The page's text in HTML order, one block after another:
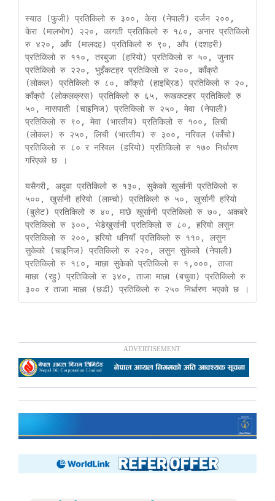
स्याउ (फुजी) प्रतिकिलो रु ३००, केरा (नेपाली) दर्जन २००,
केरा (मालभोग) २२०, कागती प्रतिकिलो रु १८०, अनार प्रतिकिलो
रु ४२०, आँप (मालदह) प्रतिकिलो रु ९०, आँप (दशहरी)
प्रतिकिलो रु ११०, तरबुजा (हरियो) प्रतिकिलो रु ५०, जुनार
प्रतिकिलो रु २२०, भुइँकटहर प्रतिकिलो रु २००, काँक्रो
(लोकल) प्रतिकिलो रु ८०, काँक्रो (हाइब्रिड) प्रतिकिलो रु २०,
काँक्रो (लोकलक्रस) प्रतिकिलो रु ६५, रूखकटहर प्रतिकिलो रु
५०, नासपाती (चाइनिज) प्रतिकिलो रु २५०, मेवा (नेपाली)
प्रतिकिलो रु ९०, मेवा (भारतीय) प्रतिकिलो रु १००, लिची
(लोकल) रु २५०, लिची (भारतीय) रु ३००, नरिवल (काँचो)
प्रतिकिलो रु ८० र नरिवल (हरियो) प्रतिकिलो रु १७० निर्धारण
गरिएको छ ।
यसैगरी, अदुवा प्रतिकिलो रु १३०, सुकेको खुर्सानी प्रतिकिलो रु
५००, खुर्सानी हरियो (लाम्चो) प्रतिकिलो रु ५०, खुर्सानी हरियो
(बुलेट) प्रतिकिलो रु ४०, माछे खुर्सानी प्रतिकिलो रु ७०, अकबरे
प्रतिकिलो रु ३००, भेडेखुर्सानी प्रतिकिलो रु ८०, हरियो लसुन
प्रतिकिलो रु २००, हरियो धनियाँ प्रतिकिलो रु ११०, लसुन
सुकेको (चाइनिज) प्रतिकिलो रु २२०, लसुन सुकेको (नेपाली)
प्रतिकिलो रु १८०, माछा सुकेको प्रतिकिलो रु १,०००, ताजा
माछा (रहु) प्रतिकिलो रु ३४०, ताजा माछा (बचुवा) प्रतिकिलो रु